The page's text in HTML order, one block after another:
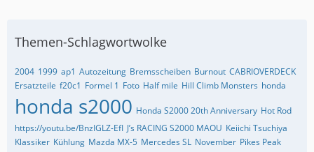
Themen-Schlagwortwolke
2004 1999 ap1 Autozeitung Bremsscheiben Burnout CABRIOVERDECK
Ersatzteile f20c1 Formel 1 Foto Half mile Hill Climb Monsters honda
honda s2000 Honda S2000 20th Anniversary Hot Rod
https://youtu.be/BnzIGLZ-EfI J’s RACING S2000 MAOU Keiichi Tsuchiya
Klassiker Kühlung Mazda MX-5 Mercedes SL November Pikes Peak